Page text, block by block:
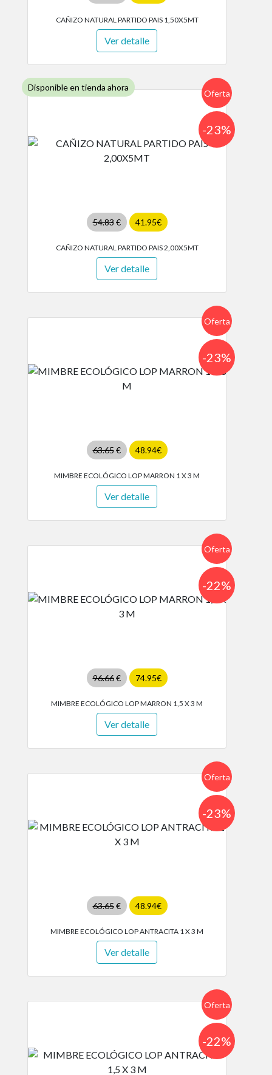
CAÑIZO NATURAL PARTIDO PAIS 1,50X5MT
Ver detalle
Disponible en tienda ahora
Oferta
54.83€ 41.95€
-23%
CAÑIZO NATURAL PARTIDO PAIS 2,00X5MT
Ver detalle
Oferta
63.65€ 48.94€
-23%
MIMBRE ECOLÓGICO LOP MARRON 1 X 3 M
Ver detalle
Oferta
96.66€ 74.95€
-22%
MIMBRE ECOLÓGICO LOP MARRON 1,5 X 3 M
Ver detalle
Oferta
63.65€ 48.94€
-23%
MIMBRE ECOLÓGICO LOP ANTRACITA 1 X 3 M
Ver detalle
Oferta
-22%